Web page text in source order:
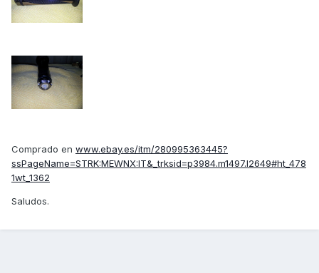
Comprado en www.ebay.es/itm/280995363445?
ssPageName=STRK:MEWNX:IT&_trksid=p3984.m1497.l2649#ht_478
1wt_1362
Saludos.